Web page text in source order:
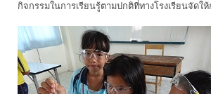
กิจกรรมในการเรียนรู้ตามปกติที่ทางโรงเรียนจัดใ